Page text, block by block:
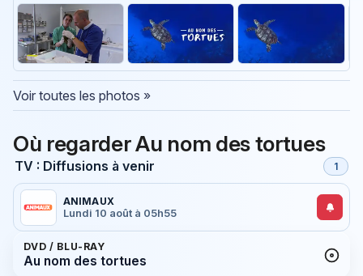
Voir toutes les photos »
Où regarder Au nom des tortues
TV : Diffusions à venir 1
ANIMAUX
Lundi 10 août à 05h55
DVD / BLU-RAY
Au nom des tortues